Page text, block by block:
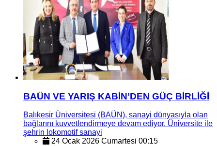
BAÜN VE YARIŞ KABİN’DEN GÜÇ BİRLİĞİ
Balıkesir Üniversitesi (BAÜN), sanayi dünyasıyla olan
bağlarını kuvvetlendirmeye devam ediyor. Üniversite ile
şehrin lokomotif sanayi
24 Ocak 2026 Cumartesi 00:15